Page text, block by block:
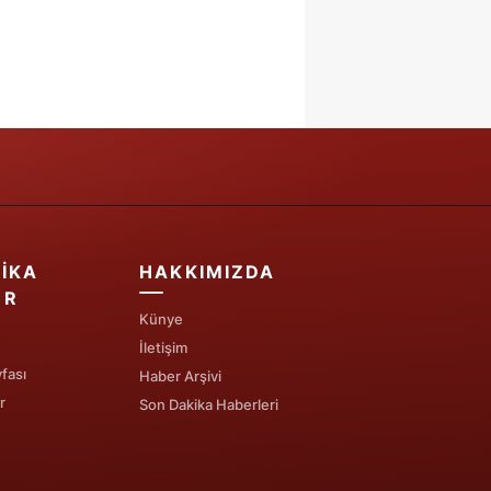
HAKKIMIZDA
Künye
İletişim
Haber Arşivi
Son Dakika Haberleri